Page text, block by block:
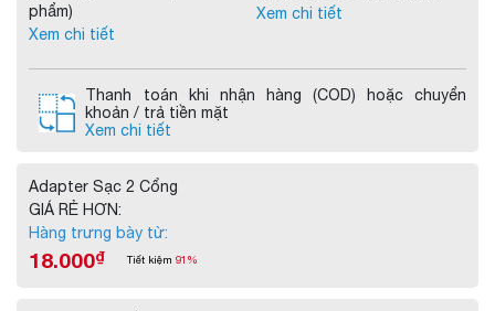
phẩm)
Xem chi tiết
Xem chi tiết
Thanh toán khi nhận hàng (COD) hoặc chuyển
khoản / trả tiền mặt
Xem chi tiết
Adapter Sạc 2 Cổng
GIÁ RẺ HƠN:
Hàng trưng bày từ:
18.000₫ Tiết kiệm 91%